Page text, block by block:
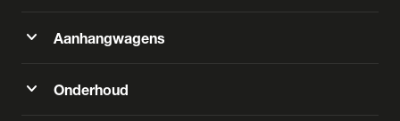
expand_more Aanhangwagens
expand_more Onderhoud